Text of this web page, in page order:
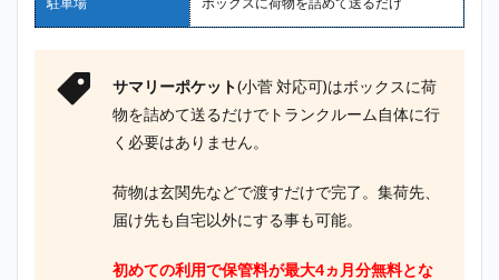
サマリーポケット(小菅 対応可)はボックスに荷
物を詰めて送るだけでトランクルーム自体に行
く必要はありません。
荷物は玄関先などで渡すだけで完了。集荷先、
届け先も自宅以外にする事も可能。
初めての利用で保管料が最大4ヵ月分無料とな